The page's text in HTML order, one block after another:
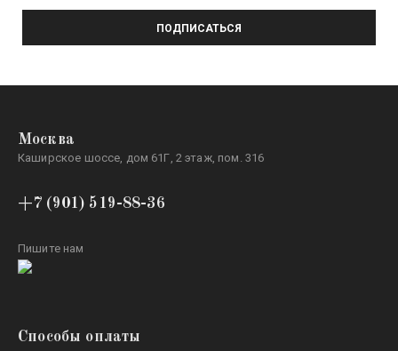
ПОДПИСАТЬСЯ
Москва
Каширское шоссе, дом 61Г, 2 этаж, пом. 316
+7 (901) 519-88-36
Пишите нам
Способы оплаты